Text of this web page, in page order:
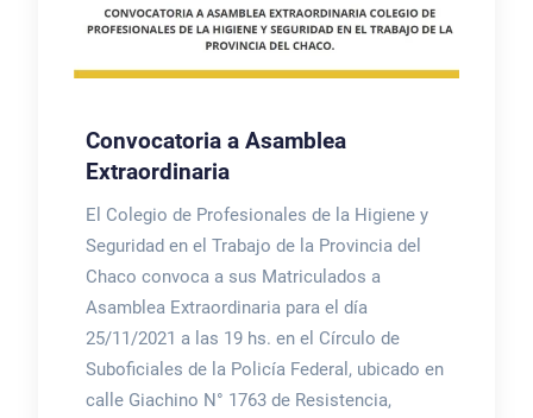
Convocatoria a Asamblea
Extraordinaria
El Colegio de Profesionales de la Higiene y
Seguridad en el Trabajo de la Provincia del
Chaco convoca a sus Matriculados a
Asamblea Extraordinaria para el día
25/11/2021 a las 19 hs. en el Círculo de
Suboficiales de la Policía Federal, ubicado en
calle Giachino N° 1763 de Resistencia,